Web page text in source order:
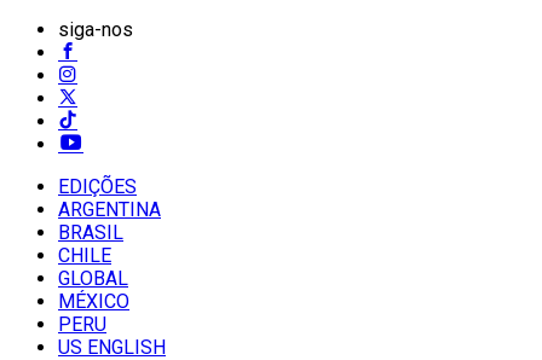
siga-nos
EDIÇÕES
ARGENTINA
BRASIL
CHILE
GLOBAL
MÉXICO
PERU
US ENGLISH